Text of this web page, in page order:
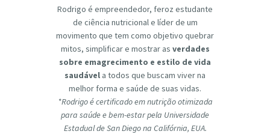
Rodrigo é empreendedor, feroz estudante
de ciência nutricional e líder de um
movimento que tem como objetivo quebrar
mitos, simplificar e mostrar as verdades
sobre emagrecimento e estilo de vida
saudável a todos que buscam viver na
melhor forma e saúde de suas vidas.
*Rodrigo é certificado em nutrição otimizada
para saúde e bem-estar pela Universidade
Estadual de San Diego na Califórnia, EUA.